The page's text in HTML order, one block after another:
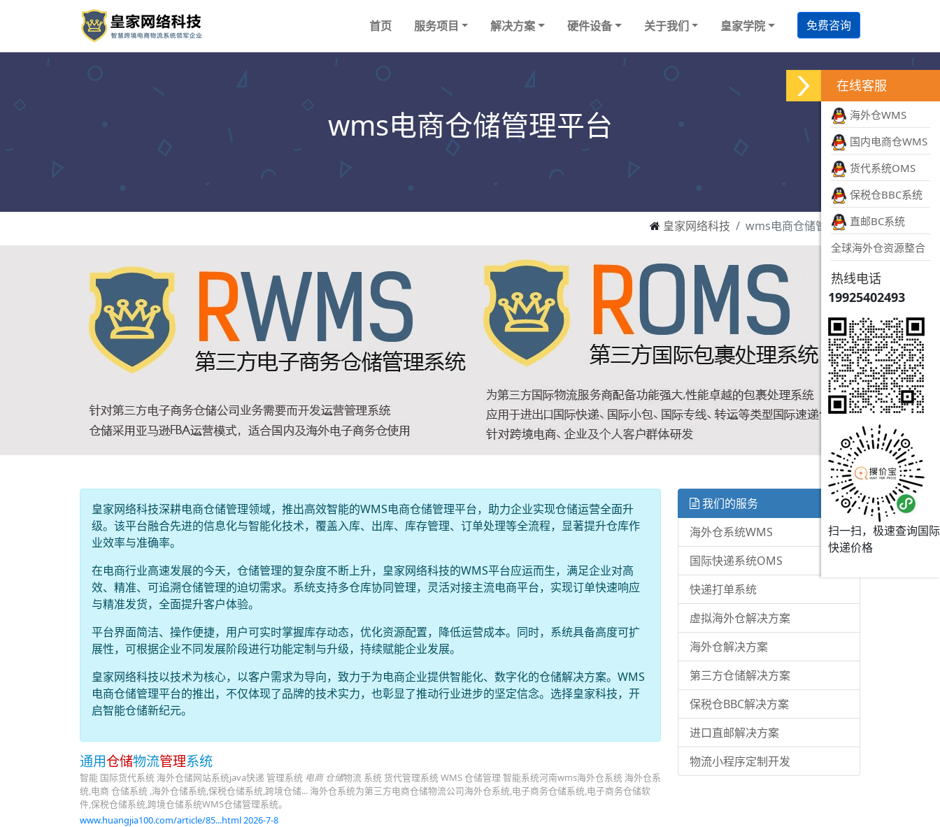
首页 服务项目 解决方案 硬件设备 关于我们 皇家学院 免费咨询
wms电商仓储管理平台
皇家网络科技 wms电商仓储管理平台
皇家网络科技深耕电商仓储管理领域，推出高效智能的WMS电商仓储管理平台，助力企业实现仓储运营全面升
级。该平台融合先进的信息化与智能化技术，覆盖入库、出库、库存管理、订单处理等全流程，显著提升仓库作
业效率与准确率。
在电商行业高速发展的今天，仓储管理的复杂度不断上升，皇家网络科技的WMS平台应运而生，满足企业对高
效、精准、可追溯仓储管理的迫切需求。系统支持多仓库协同管理，灵活对接主流电商平台，实现订单快速响应
与精准发货，全面提升客户体验。
平台界面简洁、操作便捷，用户可实时掌握库存动态，优化资源配置，降低运营成本。同时，系统具备高度可扩
展性，可根据企业不同发展阶段进行功能定制与升级，持续赋能企业发展。
皇家网络科技以技术为核心，以客户需求为导向，致力于为电商企业提供智能化、数字化的仓储解决方案。WMS
电商仓储管理平台的推出，不仅体现了品牌的技术实力，也彰显了推动行业进步的坚定信念。选择皇家科技，开
启智能仓储新纪元。
通用仓储物流管理系统
智能 国际货代系统 海外仓储网站系统java快递 管理系统 电商 仓储物流 系统 货代管理系统 WMS 仓储管理 智能系统河南wms海外仓系统 海外仓系
统,电商 仓储系统 ,海外仓储系统,保税仓储系统,跨境仓储... 海外仓系统为第三方电商仓储物流公司海外仓系统,电子商务仓储系统,电子商务仓储软
件,保税仓储系统,跨境仓储系统WMS仓储管理系统。
www.huangjia100.com/article/85...html 2026-7-8
我们的服务
海外仓系统WMS
国际快递系统OMS
快递打单系统
虚拟海外仓解决方案
海外仓解决方案
第三方仓储解决方案
保税仓BBC解决方案
进口直邮解决方案
物流小程序定制开发
在线客服
海外仓WMS
国内电商仓WMS
货代系统OMS
保税仓BBC系统
直邮BC系统
全球海外仓资源整合
热线电话
19925402493
扫一扫，极速查询国际
快递价格